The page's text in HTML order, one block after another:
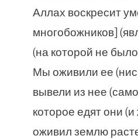
Аллах воскресит
многобожников]
(на которой не
Мы оживили ее
вывели из нее
которое едят они
оживил землю